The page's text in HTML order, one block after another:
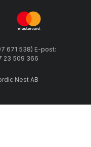
671 538) E-post:
23 509 366
Nest AB